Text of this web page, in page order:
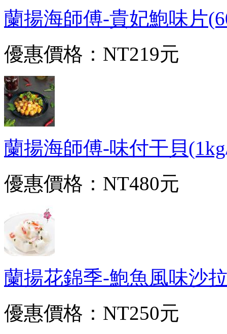
蘭揚海師傅-貴妃鮑味片
優惠價格： NT219元
蘭揚海師傅-味付干貝
優惠價格： NT480元
蘭揚花錦季-鮑魚風味沙
優惠價格： NT250元